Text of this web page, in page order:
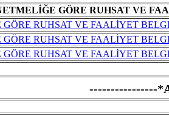
GÖRE RUHSAT VE
RUHSAT VE FAALİYET
RUHSAT VE FAALİYET
RUHSAT VE FAALİYET
----------------